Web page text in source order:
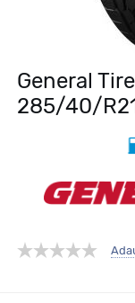
General
285/40/